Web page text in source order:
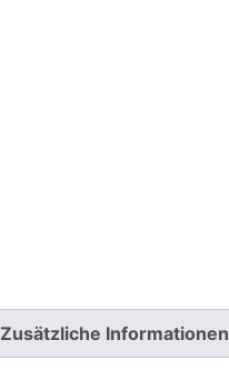
Zusätzliche Informationen